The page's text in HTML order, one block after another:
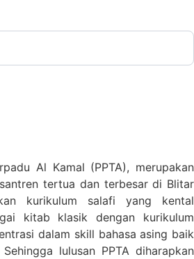
Al Kamal (PPTA), merupakan
tertua dan terbesar di Blitar
kurikulum salafi yang kental
kitab klasik dengan kurikulum
dalam skill bahasa asing baik
lulusan PPTA diharapkan